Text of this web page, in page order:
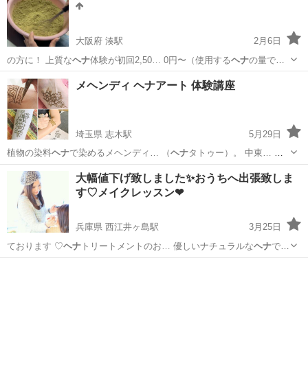
為…
大阪府 湊駅
2月6日
の方に！ 上質なヘナ体験が初回2,50… 0円〜（使用するヘナの量で金
額変わりま… て見ませんか？ヘナを体験したことがあ… です。特に
初めてのヘナ の際は、練り方、塗… もいるようです。ヘナ
わかりや… ロンに...
大阪 堺市 その他 ヘナ
メヘンディ ヘナアート 体験講座
埼玉県 志木駅
5月29日
植物の染料ヘナで染めるメヘンディ… （ヘナタトゥー）。 中東… ト
施描します。ヘナアート メヘンディ…ヘナ タトゥー 参加…
埼玉 志木駅 その他
大幅値下げ致しました✨おうちへ出張致しま
す♡メイクレッスン❤︎
兵庫県 西江井ヶ島駅
3月25日
ております ♡ヘナトリートメントのお… 優しいナチュラルなヘナで
艶々つるんの髪質…